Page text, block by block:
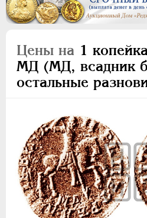
Цены на 1
МД (МД, всадник
остальные
ПEТР I 1699 - 1725
Серебро
Медь
5 копеек
Полушка
Полполушки
Пробные
Для Речи Посполитой
Монетовидные жетоны